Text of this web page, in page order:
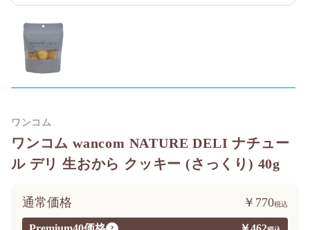
ワンコム wancom NATURE DELI ナチュー
ル デリ 生おから クッキー (さっくり) 40g
通常価格 ￥770
ワンコム